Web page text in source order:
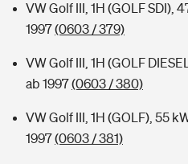
VW Golf III, 1H (GOLF SDI),
1997(0603 / 379)
VW Golf III, 1H (GOLF
ab 1997(0603 / 380)
VW Golf III, 1H (GOLF), 55
1997(0603 / 381)